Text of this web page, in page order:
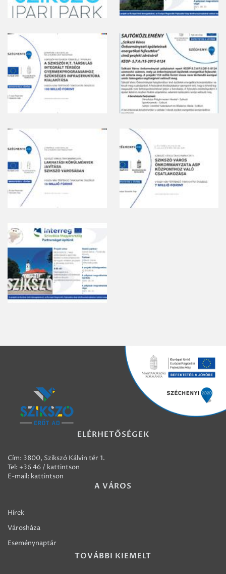
ELÉRHETŐSÉGEK
Cím: 3800, Szikszó Kálvin tér 1.
Tel: +36 46 / kattintson
E-mail: kattintson
A VÁROS
Hírek
Városháza
Eseménynaptár
TOVÁBBI KIEMELT